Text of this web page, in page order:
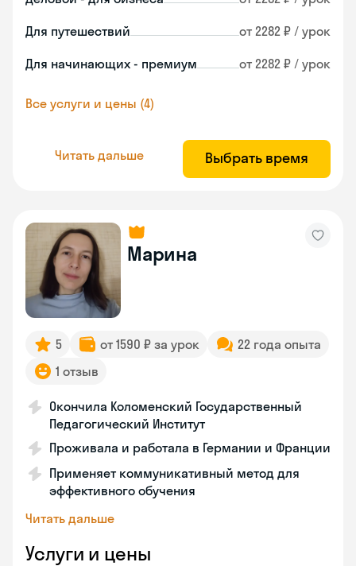
Для путешествий от 2282 ₽ / урок
Для начинающих - премиум от 2282 ₽ / урок
Все услуги и цены (4)
Читать дальше Выбрать время
Марина
5 от 1590 ₽ за урок
22 года опыта
1 отзыв
Окончила Коломенский Государственный
Педагогический Институт
Проживала и работала в Германии и Франции
Применяет коммуникативный метод для
эффективного обучения
Читать дальше
Услуги и цены